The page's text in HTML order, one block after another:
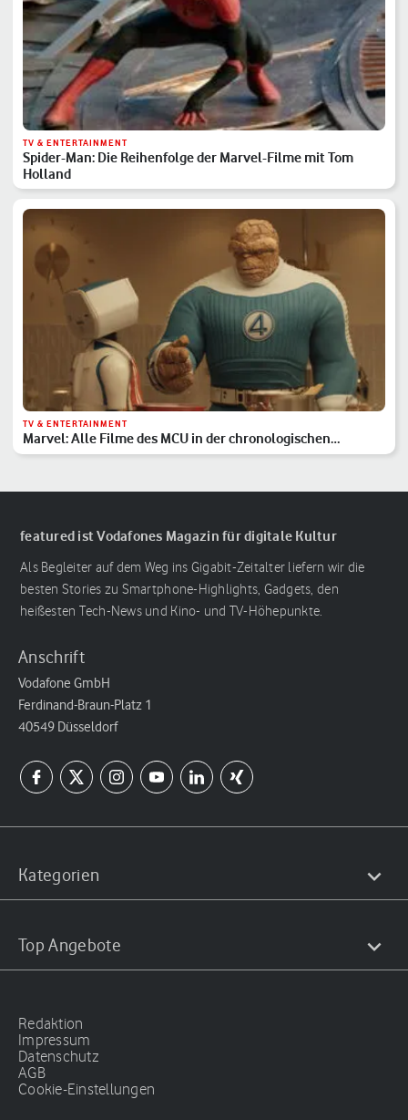
TV & ENTERTAINMENT
Spider-Man: Die Reihenfolge der Marvel-Filme mit Tom
Holland
TV & ENTERTAINMENT
Marvel: Alle Filme des MCU in der chronologischen
Reihenfolge
featured ist Vodafones Magazin für digitale Kultur
Als Begleiter auf dem Weg ins Gigabit-Zeitalter liefern wir die
besten Stories zu Smartphone-Highlights, Gadgets, den
heißesten Tech-News und Kino- und TV-Höhepunkte.
Anschrift
Vodafone GmbH
Ferdinand-Braun-Platz 1
40549 Düsseldorf
Kategorien
Top Angebote
Redaktion
Impressum
Datenschutz
AGB
Cookie-Einstellungen